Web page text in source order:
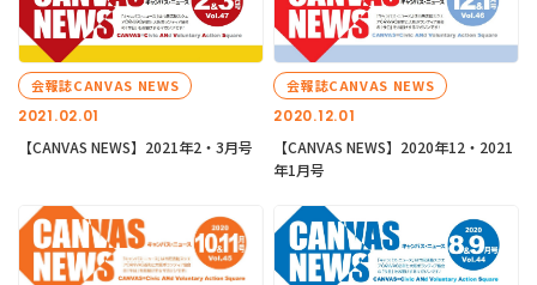
2021.02.01
会報誌CANVAS NEWS
【CANVAS NEWS】2021年2・3月号
2020.12.01
会報誌CANVAS NEWS
【CANVAS NEWS】2020年12・2021
年1月号